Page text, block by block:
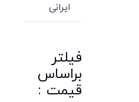
ایرانی
فیلتر
براساس
قیمت :